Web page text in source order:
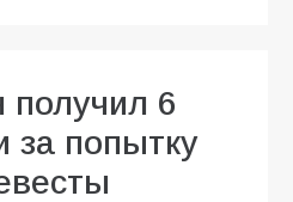
получил 6
за попытку